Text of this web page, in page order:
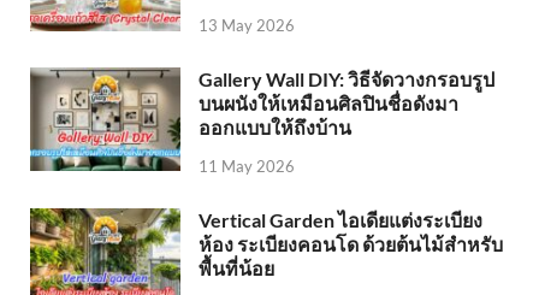
13 May 2026
Gallery Wall DIY: วิธีจัดวางกรอบรูป
บนผนังให้เหมือนศิลปินชื่อดังมา
ออกแบบให้ถึงบ้าน
11 May 2026
Vertical Garden ไอเดียแต่งระเบียง
ห้อง ระเบียงคอนโด ด้วยต้นไม้สำหรับ
พื้นที่น้อย